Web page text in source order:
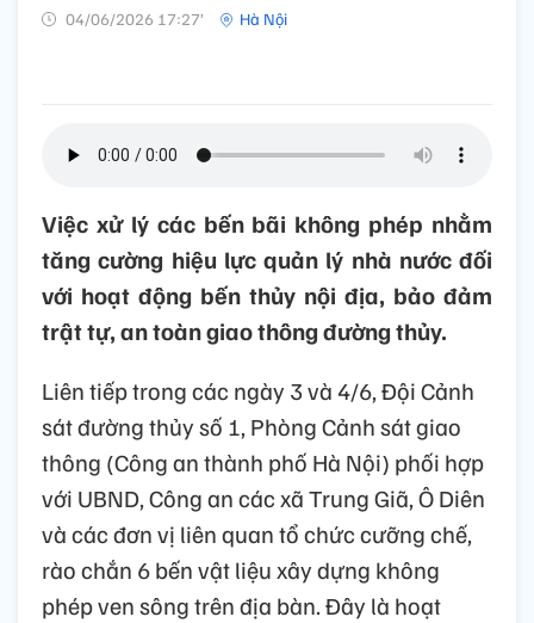
04/06/2026 17:27’ Hà Nội
Việc xử lý các bến bãi không phép nhằm
tăng cường hiệu lực quản lý nhà nước đối
với hoạt động bến thủy nội địa, bảo đảm
trật tự, an toàn giao thông đường thủy.
Liên tiếp trong các ngày 3 và 4/6, Đội Cảnh
sát đường thủy số 1, Phòng Cảnh sát giao
thông (Công an thành phố Hà Nội) phối hợp
với UBND, Công an các xã Trung Giã, Ô Diên
và các đơn vị liên quan tổ chức cưỡng chế,
rào chắn 6 bến vật liệu xây dựng không
phép ven sông trên địa bàn. Đây là hoạt